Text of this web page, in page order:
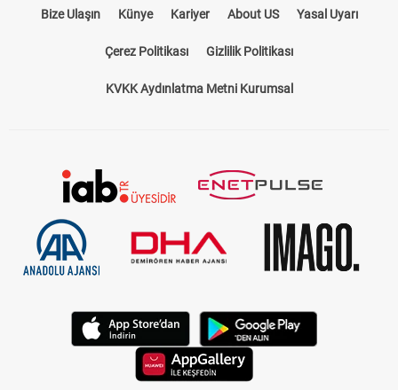
Bize Ulaşın Künye Kariyer About US Yasal Uyarı
Çerez Politikası Gizlilik Politikası
KVKK Aydınlatma Metni Kurumsal